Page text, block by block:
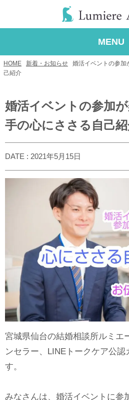
MENU
HOME 新着・お知らせ
婚活イベントの参加
己紹介
婚活イベントの参加
手の心にささる自己
DATE : 2021年5月15日
宮城県仙台の結婚相談所ルミエ
ンセラー、LINEトークケア公
す。
みなさんは、婚活イベントに参